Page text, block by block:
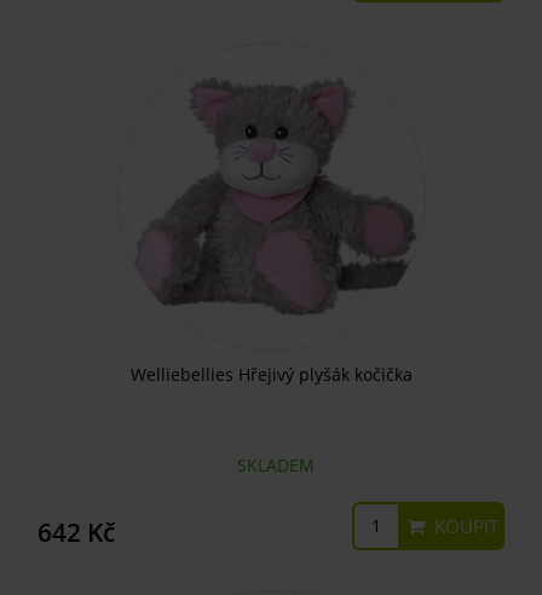
Welliebellies Hřejivý plyšák kočička
SKLADEM
642 Kč KOUPIT